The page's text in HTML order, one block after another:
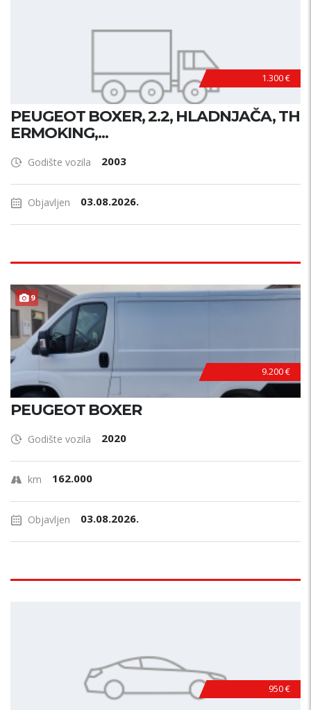
1.300 €
PEUGEOT BOXER, 2.2, HLADNJAČA, TH
ERMOKING,...
Godište vozila 2003
Objavljen 03.08.2026.
9
9.200 €
PEUGEOT BOXER
Godište vozila 2020
km 162.000
Objavljen 03.08.2026.
950 €